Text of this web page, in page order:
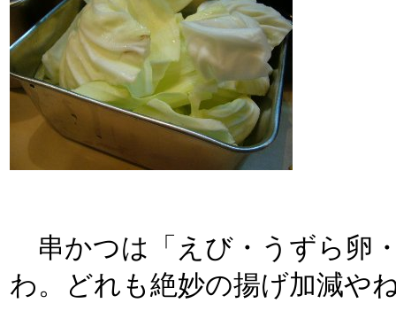
串かつは「えび・うずら卵
わ。どれも絶妙の揚げ加減や